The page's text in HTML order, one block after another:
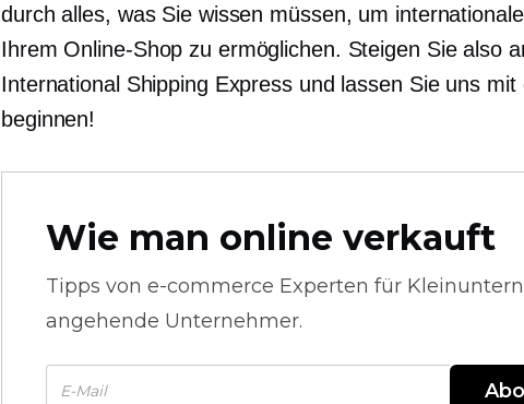
durch alles, was Sie wissen müssen, um
Ihrem Online-Shop zu ermöglichen. Steigen Sie also
International Shipping Express und lassen Sie uns mit
beginnen!
Wie man online verkauft
Tipps von e-commerce Experten für
angehende Unternehmer.